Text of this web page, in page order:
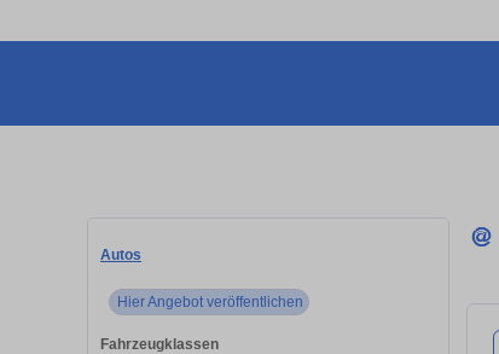
Autos
Hier Angebot veröffentlichen
Fahrzeugklassen